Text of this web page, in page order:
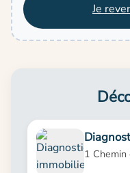
Je
1 Chemin